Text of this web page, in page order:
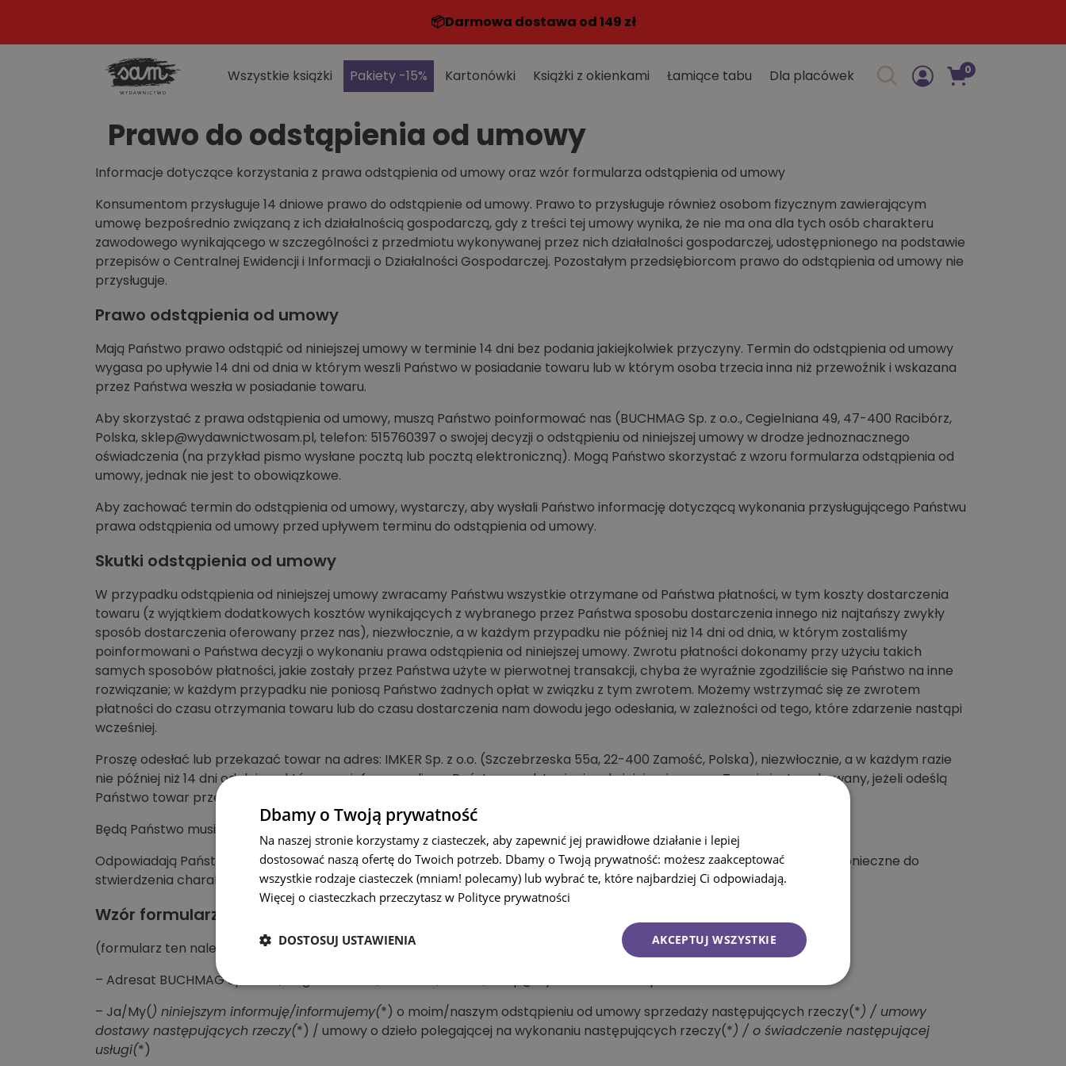
📦️Darmowa dostawa od 149 zł
Wszystkie książki Pakiety -15% Kartonówki Książki z okienkami Łamiące tabu
Dla placówek
0
Prawo do odstąpienia od umowy
Informacje dotyczące korzystania z prawa odstąpienia od umowy oraz wzór formularza odstąpienia od umowy
Konsumentom przysługuje 14 dniowe prawo do odstąpienie od umowy. Prawo to przysługuje również osobom fizycznym zawierającym
umowę bezpośrednio związaną z ich działalnością gospodarczą, gdy z treści tej umowy wynika, że nie ma ona dla tych osób charakteru
zawodowego wynikającego w szczególności z przedmiotu wykonywanej przez nich działalności gospodarczej, udostępnionego na podstawie
przepisów o Centralnej Ewidencji i Informacji o Działalności Gospodarczej. Pozostałym przedsiębiorcom prawo do odstąpienia od umowy nie
przysługuje.
Prawo odstąpienia od umowy
Mają Państwo prawo odstąpić od niniejszej umowy w terminie 14 dni bez podania jakiejkolwiek przyczyny. Termin do odstąpienia od umowy
wygasa po upływie 14 dni od dnia w którym weszli Państwo w posiadanie towaru lub w którym osoba trzecia inna niż przewoźnik i wskazana
przez Państwa weszła w posiadanie towaru.
Aby skorzystać z prawa odstąpienia od umowy, muszą Państwo poinformować nas (BUCHMAG Sp. z o.o., Cegielniana 49, 47-400 Racibórz,
Polska,sklep@wydawnictwosam.pl, telefon: 515760397 o swojej decyzji o odstąpieniu od niniejszej umowy w drodze jednoznacznego
oświadczenia (na przykład pismo wysłane pocztą lub pocztą elektroniczną). Mogą Państwo skorzystać z wzoru formularza odstąpienia od
umowy, jednak nie jest to obowiązkowe.
Aby zachować termin do odstąpienia od umowy, wystarczy, aby wysłali Państwo informację dotyczącą wykonania przysługującego Państwu
prawa odstąpienia od umowy przed upływem terminu do odstąpienia od umowy.
Skutki odstąpienia od umowy
W przypadku odstąpienia od niniejszej umowy zwracamy Państwu wszystkie otrzymane od Państwa płatności, w tym koszty dostarczenia
towaru (z wyjątkiem dodatkowych kosztów wynikających z wybranego przez Państwa sposobu dostarczenia innego niż najtańszy zwykły
sposób dostarczenia oferowany przez nas), niezwłocznie, a w każdym przypadku nie później niż 14 dni od dnia, w którym zostaliśmy
poinformowani o Państwa decyzji o wykonaniu prawa odstąpienia od niniejszej umowy. Zwrotu płatności dokonamy przy użyciu takich
samych sposobów płatności, jakie zostały przez Państwa użyte w pierwotnej transakcji, chyba że wyraźnie zgodziliście się Państwo na inne
rozwiązanie; w każdym przypadku nie poniosą Państwo żadnych opłat w związku z tym zwrotem. Możemy wstrzymać się ze zwrotem
płatności do czasu otrzymania towaru lub do czasu dostarczenia nam dowodu jego odesłania, w zależności od tego, które zdarzenie nastąpi
wcześniej.
Proszę odesłać lub przekazać towar na adres: IMKER Sp. z o.o. (Szczebrzeska 55a, 22-400 Zamość, Polska), niezwłocznie, a w każdym razie
nie później niż 14 dni od dnia, w którym poinformowali nas Państwo o odstąpieniu od niniejszej umowy. Termin jest zachowany, jeżeli odeślą
Państwo towar przed upływem terminu 14 dni.
Będą Państwo musieli ponieść bezpośrednie koszty zwrotu towaru.
Odpowiadają Państwo tylko za zmniejszenie wartości towaru wynikające z korzystania z niego w sposób inny niż było to konieczne do
stwierdzenia charakteru, cech i funkcjonowania towaru.
Wzór formularza odstąpienia od umowy
(formularz ten należy wypełnić i odesłać tylko w przypadku chęci odstąpienia od umowy)
– Adresat BUCHMAG Sp. z o.o., Cegielniana 49, Racibórz, Polska,
– Ja/My() niniejszym informuję/informujemy(*) o moim/naszym odstąpieniu od umowy sprzedaży następujących rzeczy(*) / umowy
dostawy następujących rzeczy(*) / umowy o dzieło polegającej na wykonaniu następujących rzeczy(*) / o świadczenie następującej
usługi(*)
Dbamy o Twoją prywatność
Na naszej stronie korzystamy z ciasteczek, aby zapewnić jej prawidłowe działanie i lepiej
dostosować naszą ofertę do Twoich potrzeb. Dbamy o Twoją prywatność: możesz zaakceptować
wszystkie rodzaje ciasteczek (mniam! polecamy) lub wybrać te, które najbardziej Ci odpowiadają.
Więcej o ciasteczkach przeczytasz w Polityce prywatności
AKCEPTUJ WSZYSTKIE
DOSTOSUJ USTAWIENIA